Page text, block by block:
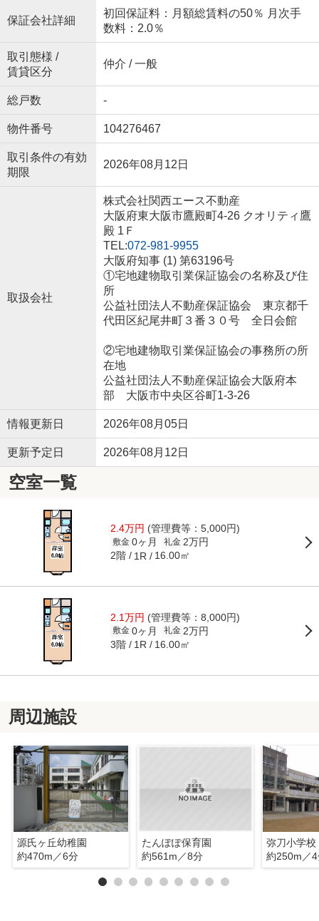
保証会社詳細
初回保証料：月額総賃料の50％ 月次手
数料：2.0％
取引態様 /
賃貸区分
仲介 / 一般
総戸数 -
物件番号 104276467
取引条件の有効
期限
2026年08月12日
取扱会社
株式会社関西エース不動産
大阪府東大阪市鷹殿町4-26 クオリティ鷹
殿 1Ｆ
TEL:072-981-9955
大阪府知事 (1) 第63196号
①宅地建物取引業保証協会の名称及び住
所
公益社団法人不動産保証協会 東京都千
代田区紀尾井町３番３０号 全日会館
②宅地建物取引業保証協会の事務所の所
在地
公益社団法人不動産保証協会大阪府本
部 大阪市中央区谷町1-3-26
情報更新日 2026年08月05日
更新予定日 2026年08月12日
空室一覧
2.4万円 (管理費等：5,000円)
敷金 0ヶ月 礼金 2万円
2階 1R 16.00㎡
2.1万円 (管理費等：8,000円)
敷金 0ヶ月 礼金 2万円
3階 1R 16.00㎡
周辺施設
源氏ヶ丘幼稚園
約470m／6分
たんぽぽ保育園
約561m／8分
弥刀小学校
約250m／